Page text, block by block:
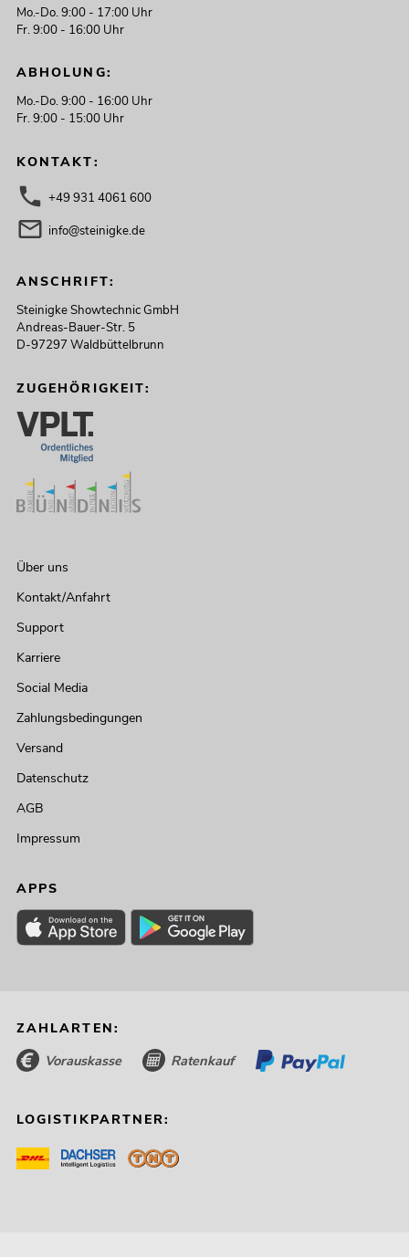
Mo.-Do. 9:00 - 17:00 Uhr
Fr. 9:00 - 16:00 Uhr
ABHOLUNG:
Mo.-Do. 9:00 - 16:00 Uhr
Fr. 9:00 - 15:00 Uhr
KONTAKT:
+49 931 4061 600
info@steinigke.de
ANSCHRIFT:
Steinigke Showtechnic GmbH
Andreas-Bauer-Str. 5
D-97297 Waldbüttelbrunn
ZUGEHÖRIGKEIT:
Über uns
Kontakt/Anfahrt
Support
Karriere
Social Media
Zahlungsbedingungen
Versand
Datenschutz
AGB
Impressum
APPS
ZAHLARTEN:
Vorauskasse Ratenkauf
LOGISTIKPARTNER: